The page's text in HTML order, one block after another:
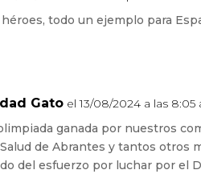
todo un ejemplo para
Gato el 13/08/2024 a las 8:05
ganada por nuestros
Salud de Abrantes y tantos otros
del esfuerzo por luchar por el